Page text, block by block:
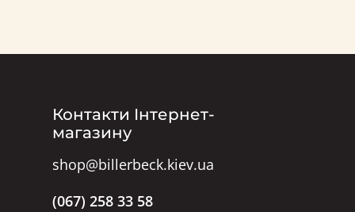
Контакти Інтернет-
магазину
shop@billerbeck.kiev.ua
(067) 258 33 58